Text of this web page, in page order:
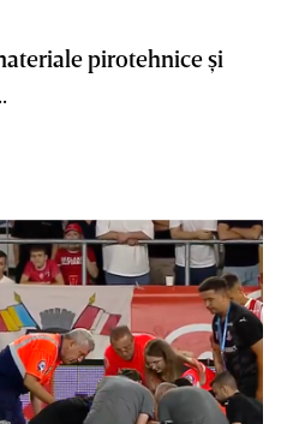
pirotehnice şi